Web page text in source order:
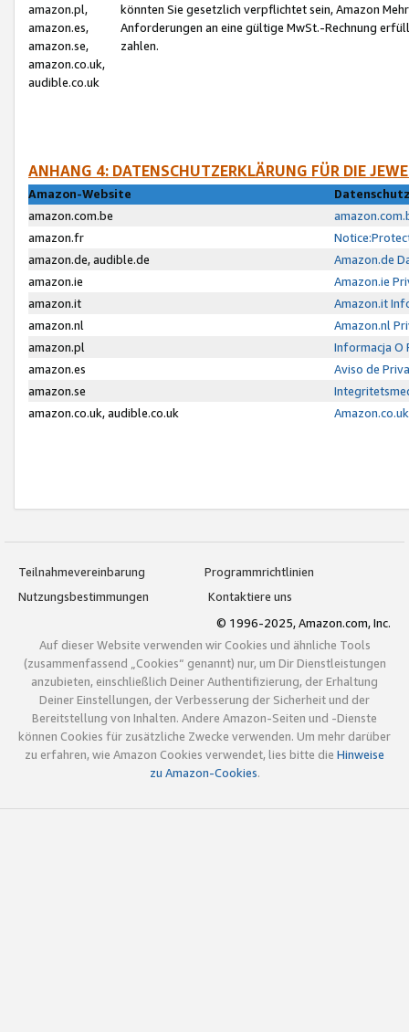
amazon.pl,
amazon.es,
amazon.se,
amazon.co.uk,
audible.co.uk
könnten Sie gesetzlich verpflichtet sein, Amazon
Anforderungen an eine gültige MwSt.-Rechnung
zahlen.
ANHANG 4: DATENSCHUTZERKLÄRUNG FÜR DIE
Amazon-Website
amazon.com.be
amazon.fr
amazon.de, audible.de
Amazon.de
amazon.ie
Amazon.ie
amazon.it
Amazon.it
amazon.nl
Amazon.nl
amazon.pl
Informacja O
amazon.es
Aviso de
amazon.se
amazon.co.uk, audible.co.uk
Teilnahmevereinbarung
Programmrichtlinien
Nutzungsbestimmungen
Kontaktiere uns
© 1996-2025, Amazon.com, Inc.
Auf dieser Website verwenden wir Cookies und ähnliche Tools
(zusammenfassend „Cookies“ genannt) nur, um Dir Dienstleistungen
anzubieten, einschließlich Deiner Authentifizierung, der Erhaltung
Deiner Einstellungen, der Verbesserung der Sicherheit und der
Bereitstellung von Inhalten. Andere Amazon-Seiten und -Dienste
können Cookies für zusätzliche Zwecke verwenden. Um mehr darüber
zu erfahren, wie Amazon Cookies verwendet, lies bitte die Hinweise
zu Amazon-Cookies.